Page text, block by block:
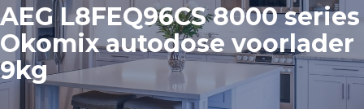
AEG L8FEQ96CS 8000 series
Okomix autodose voorlader
9kg